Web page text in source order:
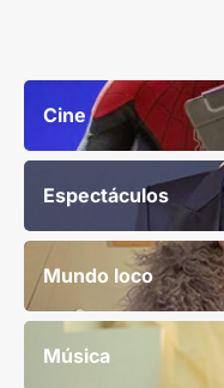
Cine
Espectáculos
Mundo loco
Música